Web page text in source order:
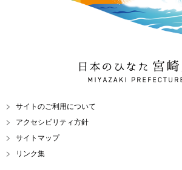
日本のひなた 宮崎県
MIYAZAKI PREFECTURE
サイトのご利用について
アクセシビリティ方針
サイトマップ
リンク集